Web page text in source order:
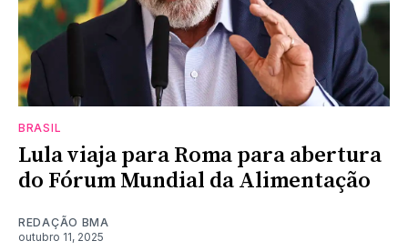
BRASIL
Lula viaja para Roma para abertura
do Fórum Mundial da Alimentação
REDAÇÃO BMA
outubro 11, 2025